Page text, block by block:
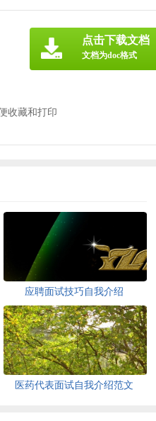
收藏和打印
点击下载文档
文档为doc格式
应聘面试技巧自我介绍
医药代表面试自我介绍范文